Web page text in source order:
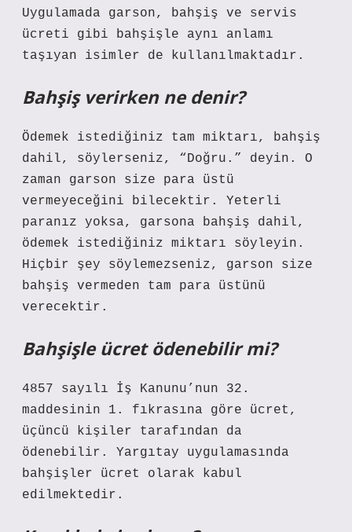
Uygulamada garson, bahşiş ve servis
ücreti gibi bahşişle aynı anlamı
taşıyan isimler de kullanılmaktadır.
Bahşiş verirken ne denir?
Ödemek istediğiniz tam miktarı, bahşiş
dahil, söylerseniz, “Doğru.” deyin. O
zaman garson size para üstü
vermeyeceğini bilecektir. Yeterli
paranız yoksa, garsona bahşiş dahil,
ödemek istediğiniz miktarı söyleyin.
Hiçbir şey söylemezseniz, garson size
bahşiş vermeden tam para üstünü
verecektir.
Bahşişle ücret ödenebilir mi?
4857 sayılı İş Kanunu’nun 32.
maddesinin 1. fıkrasına göre ücret,
üçüncü kişiler tarafından da
ödenebilir. Yargıtay uygulamasında
bahşişler ücret olarak kabul
edilmektedir.